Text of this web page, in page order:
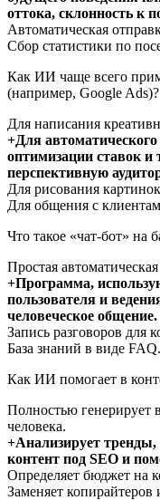
оттока, склонность к
Автоматическая
Сбор статистики по
Как ИИ чаще всего
(например, Google Ads)?
Для написания
+Для
оптимизации ставок и
перспективную
Для рисования
Для общения с
Что такое «чат-бот» на
Простая
+Программа,
пользователя и
человеческое общение.
Запись разговоров для
База знаний в виде FAQ.
Как ИИ помогает в
Полностью генерирует
человека.
+Анализирует
контент под SEO и
Определяет бюджет на
Заменяет копирайтеров